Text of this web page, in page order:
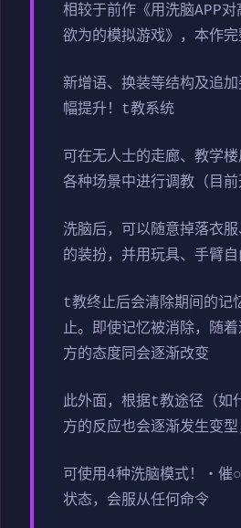
相较于前作《用洗脑APP
欲为的模拟游戏》，本作完
新增语、换装等结构及追
幅提升！t教系统
可在无人士的走廊、教学
各种场景中进行调教（目前
洗脑后，可以随意掉落衣
的装扮，并用玩具、手臂
t教终止后会清除期间的记
止。即使记忆被消除，随
方的态度同会逐渐改变
此外面，根据t教途径（如
方的反应也会逐渐发生变
可使用4种洗脑模式！・
状态，会服从任何命令